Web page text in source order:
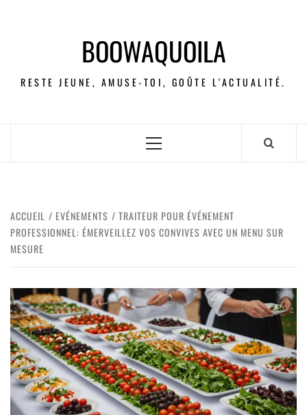
BOOWAQUOILA
RESTE JEUNE, AMUSE-TOI, GOÛTE L'ACTUALITÉ.
ACCUEIL EVÉNEMENTS
TRAITEUR POUR ÉVÉNEMENT
PROFESSIONNEL: ÉMERVEILLEZ VOS CONVIVES AVEC UN MENU SUR
MESURE